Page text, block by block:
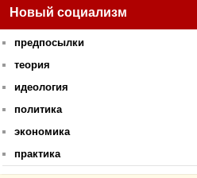
Новый социализм
предпосылки
теория
идеология
политика
экономика
практика